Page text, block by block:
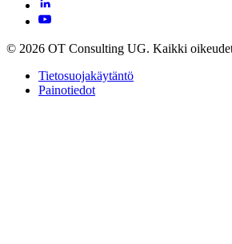
© 2026 OT Consulting UG. Kaikki
Tietosuojakäytäntö
Painotiedot